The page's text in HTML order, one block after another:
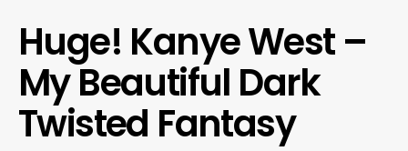
Huge! Kanye West –
My Beautiful Dark
Twisted Fantasy